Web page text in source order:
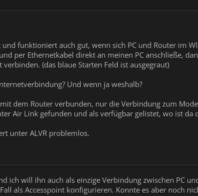
funktioniert auch gut, wenn sich PC und Router im
per Ethernetkabel direkt an meinen PC anschließe,
(das blaue Starten Feld ist ausgegraut)
Und wenn ja weshalb?
dem Router verbunden, nur die Verbindung zum
Air Link gefunden und als verfügbar gelistet, wo ist da
unter ALVR problemlos.
ich will ihn auch als einzige Verbindung zwischen PC
als Accesspoint konfigurieren. Konnte es aber noch